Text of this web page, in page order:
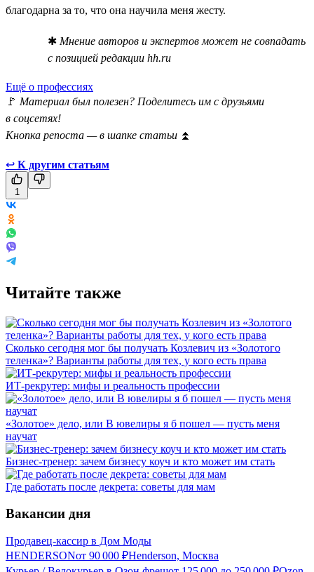
благодарна за то, что она научила меня жесту.
✱ Мнение авторов и экспертов может не совпадать
с позицией редакции hh.ru
Ещё о профессиях
🚩 Материал был полезен? Поделитесь им с друзьями
в соцсетях!
Кнопка репоста — в шапке статьи ⏫
↩ К другим статьям
1
Читайте также
Сколько сегодня мог бы получать Козлевич из «Золотого
теленка»? Варианты работы для тех, у кого есть права
ИТ-рекрутер: мифы и реальность профессии
«Золотое» дело, или В ювелиры я б пошел — пусть меня
научат
Бизнес-тренер: зачем бизнесу коуч и кто может им стать
Где работать после декрета: советы для мам
Вакансии дня
Продавец-кассир в Дом Моды
HENDERSONот 90 000 ₽Henderson, Москва